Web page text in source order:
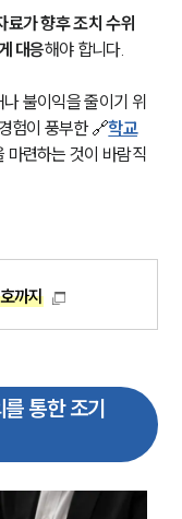
료가 향후 조치 수위
대응해야 합니다.
불이익을 줄이기 위
험이 풍부한 🔗학교
마련하는 것이 바람직
까지
통한 조기